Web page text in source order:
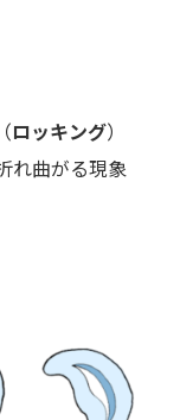
ロッキング）
れ曲がる現象